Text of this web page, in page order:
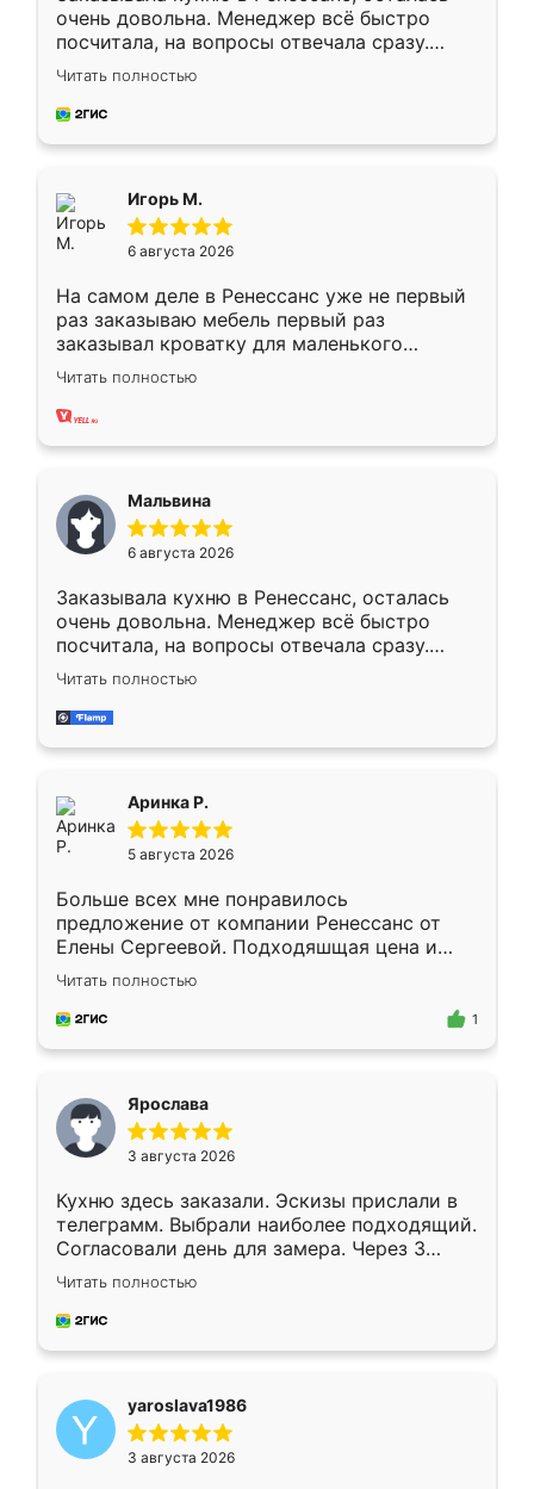
очень довольна. Менеджер всё быстро
посчитала, на вопросы отвечала сразу.
Замерщик приехал в субботу, подошёл к
делу со всей ответственностью. Собрали
за день, ребята работали аккуратно, даже
Читать полностью
Игорь М.
6 августа 2026
На самом деле в Ренессанс уже не первый
раз заказываю мебель первый раз
заказывал кроватку для маленького
ребёнка при его рождении ,во второй раз
заказал шкаф-купе. По качеству очень
хорошее сборка достаточно быстрая,
меньше, здесь же он более разнообразный.
Мне нравится ,если что-то потребуется из
мебели буду заказывать только здесь.
Читать полностью
Мальвина
6 августа 2026
Заказывала кухню в Ренессанс, осталась
очень довольна. Менеджер всё быстро
посчитала, на вопросы отвечала сразу.
Замерщик приехал в субботу, подошёл к
делу со всей ответственностью. Собрали
за день, ребята работали аккуратно, даже
Читать полностью
Аринка Р.
5 августа 2026
Больше всех мне понравилось
предложение от компании Ренессанс от
Елены Сергеевой. Подходяшщая цена и
короткие сроки изготовления. Приехавший
для замера сотрудник Владислав
предложил по моему эскизу самый
Читать полностью
1
Ярослава
3 августа 2026
Кухню здесь заказали. Эскизы прислали в
телеграмм. Выбрали наиболее подходящий.
Согласовали день для замера. Через 3
недели кухня была уже готова. Остались
довольны работой. Спасибо Ренессанс
мебель за качественную работу!
Читать полностью
yaroslava1986
3 августа 2026